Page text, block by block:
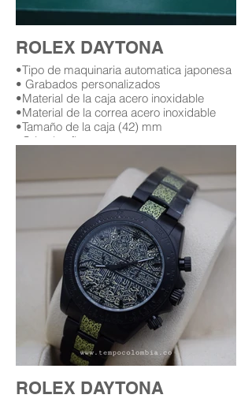
rolex colombia catalogo
replicas en colombia
replicas de relojes cartier en colombia
patek philippe replica colombia
relojes hublot replicas colombia
replicas de relojes fossil colombia
replicas de rolex triple aaa
ROLEX DAYTONA
•Tipo de maquinaria automatica japonesa
• Grabados personalizados
•Material de la caja acero inoxidable
•Material de la correa acero inoxidable
•Tamaño de la caja (42) mm
•Cristal zafiro
Replica AAA Rolex daytona
Replicas de relojes rolex daytona en
bogota Colombia
ROLEX DAYTONA